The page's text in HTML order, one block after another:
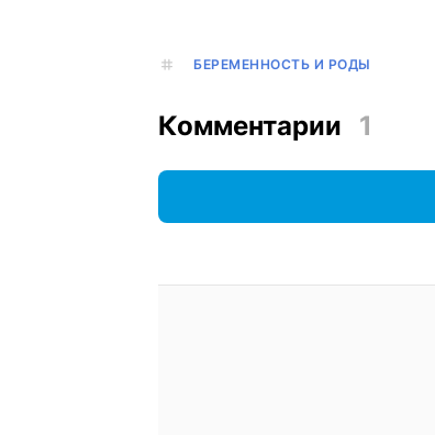
БЕРЕМЕННОСТЬ И РОДЫ
Комментарии 1